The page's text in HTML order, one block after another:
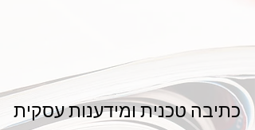
כתיבה טכנית ומידענות עסקית